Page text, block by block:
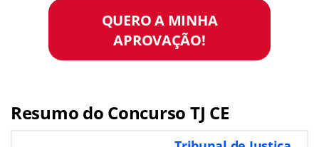
QUERO A MINHA
APROVAÇÃO!
Resumo do Concurso TJ CE